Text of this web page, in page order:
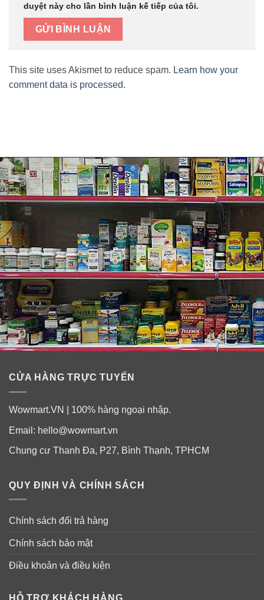
duyệt này cho lần bình luận kế tiếp của tôi.
This site uses Akismet to reduce spam. Learn how your
comment data is processed.
CỬA HÀNG TRỰC TUYẾN
Wowmart.VN | 100% hàng ngoại nhập.
Email: hello@wowmart.vn
Chung cư Thanh Đa, P27, Bình Thạnh, TPHCM
QUY ĐỊNH VÀ CHÍNH SÁCH
Chính sách đổi trả hàng
Chính sách bảo mật
Điều khoản và điều kiện